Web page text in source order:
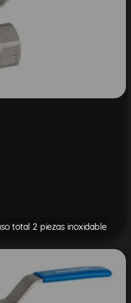
total 2 piezas inoxidable